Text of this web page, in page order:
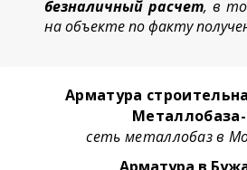
безналичный расчет, в
на объекте по факту
Арматура
сеть металлобаз в
Арматура в